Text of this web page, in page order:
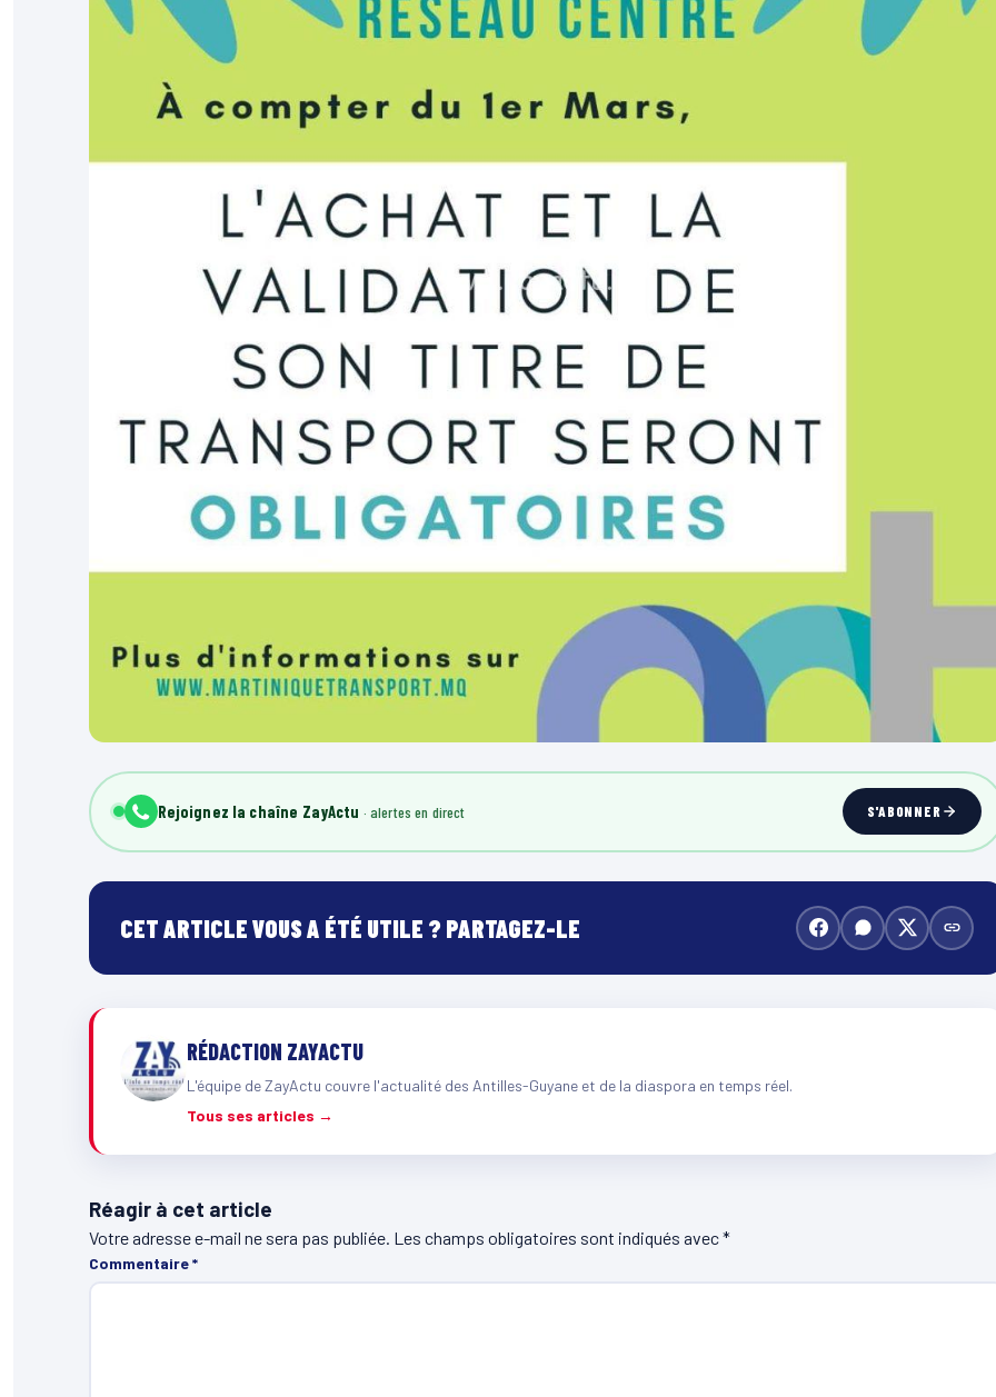
Rejoignez la chaîne ZayActu S'ABONNER
CET ARTICLE VOUS A ÉTÉ UTILE ? PARTAGEZ-LE
RÉDACTION ZAYACTU
L'équipe de ZayActu couvre l'actualité des Antilles-Guyane et de la diaspora en temps réel.
Tous ses articles →
Réagir à cet article
Votre adresse e-mail ne sera pas publiée. Les champs obligatoires sont indiqués avec*
Commentaire*